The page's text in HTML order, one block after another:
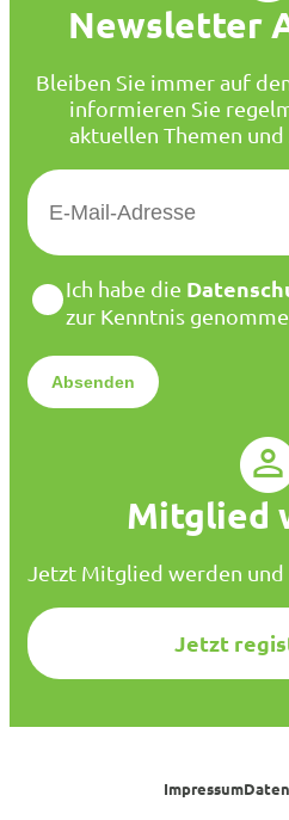
Newsletter
Bleiben Sie immer auf
informieren Sie
aktuellen Themen und
E
M
*
D
a
e
n
*
Ich habe die
zur Kenntnis
Mitglied
Jetzt Mitglied werden
Jetzt
Impressum